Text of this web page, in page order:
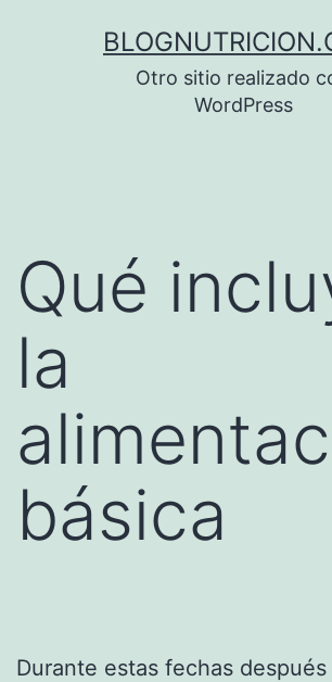
Otro sitio realizado
WordPress
Qué
la
básica
Durante estas fechas